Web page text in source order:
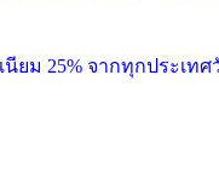
ยม 25% จากทุกประเทศ